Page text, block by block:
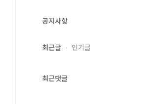
공지사항
최근글 인기글
최근댓글